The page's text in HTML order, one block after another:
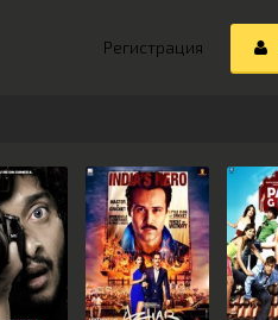
Регистрация